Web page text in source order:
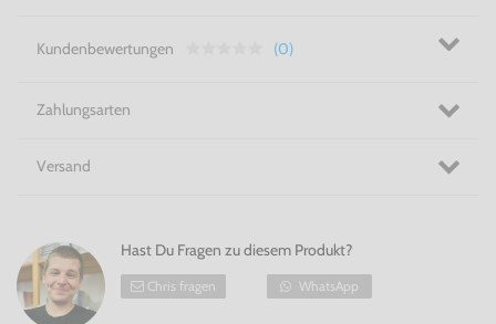
Kundenbewertungen (0)
Zahlungsarten
Versand
Hast Du Fragen zu diesem Produkt?
Chris fragen WhatsApp